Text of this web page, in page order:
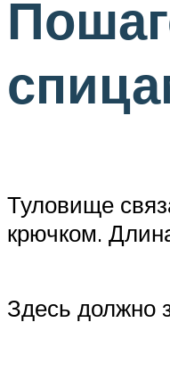
Туловище
крючком.
Здесь должно